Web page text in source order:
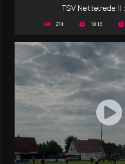
TSV Nettelrede II :
274 10:16